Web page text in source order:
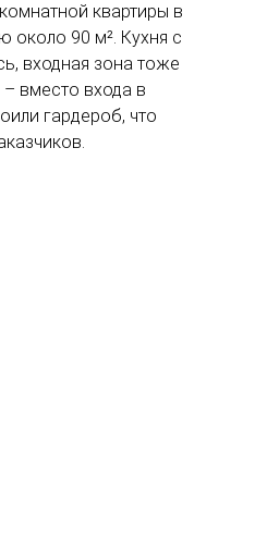
квартиры в
около 90 м². Кухня с
входная зона тоже
вместо входа в
гардероб, что